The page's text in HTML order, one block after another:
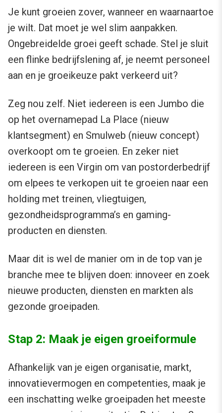
Je kunt groeien zover, wanneer en waarnaartoe
je wilt. Dat moet je wel slim aanpakken.
Ongebreidelde groei geeft schade. Stel je sluit
een flinke bedrijfslening af, je neemt personeel
aan en je groeikeuze pakt verkeerd uit?
Zeg nou zelf. Niet iedereen is een Jumbo die
op het overnamepad La Place (nieuw
klantsegment) en Smulweb (nieuw concept)
overkoopt om te groeien. En zeker niet
iedereen is een Virgin om van postorderbedrijf
om elpees te verkopen uit te groeien naar een
holding met treinen, vliegtuigen,
gezondheidsprogramma’s en gaming-
producten en diensten.
Maar dit is wel de manier om in de top van je
branche mee te blijven doen: innoveer en zoek
nieuwe producten, diensten en markten als
gezonde groeipaden.
Stap 2: Maak je eigen groeiformule
Afhankelijk van je eigen organisatie, markt,
innovatievermogen en competenties, maak je
een inschatting welke groeipaden het meeste